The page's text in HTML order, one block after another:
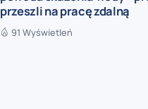
przeszli na pracę zdalną
91 Wyświetleń